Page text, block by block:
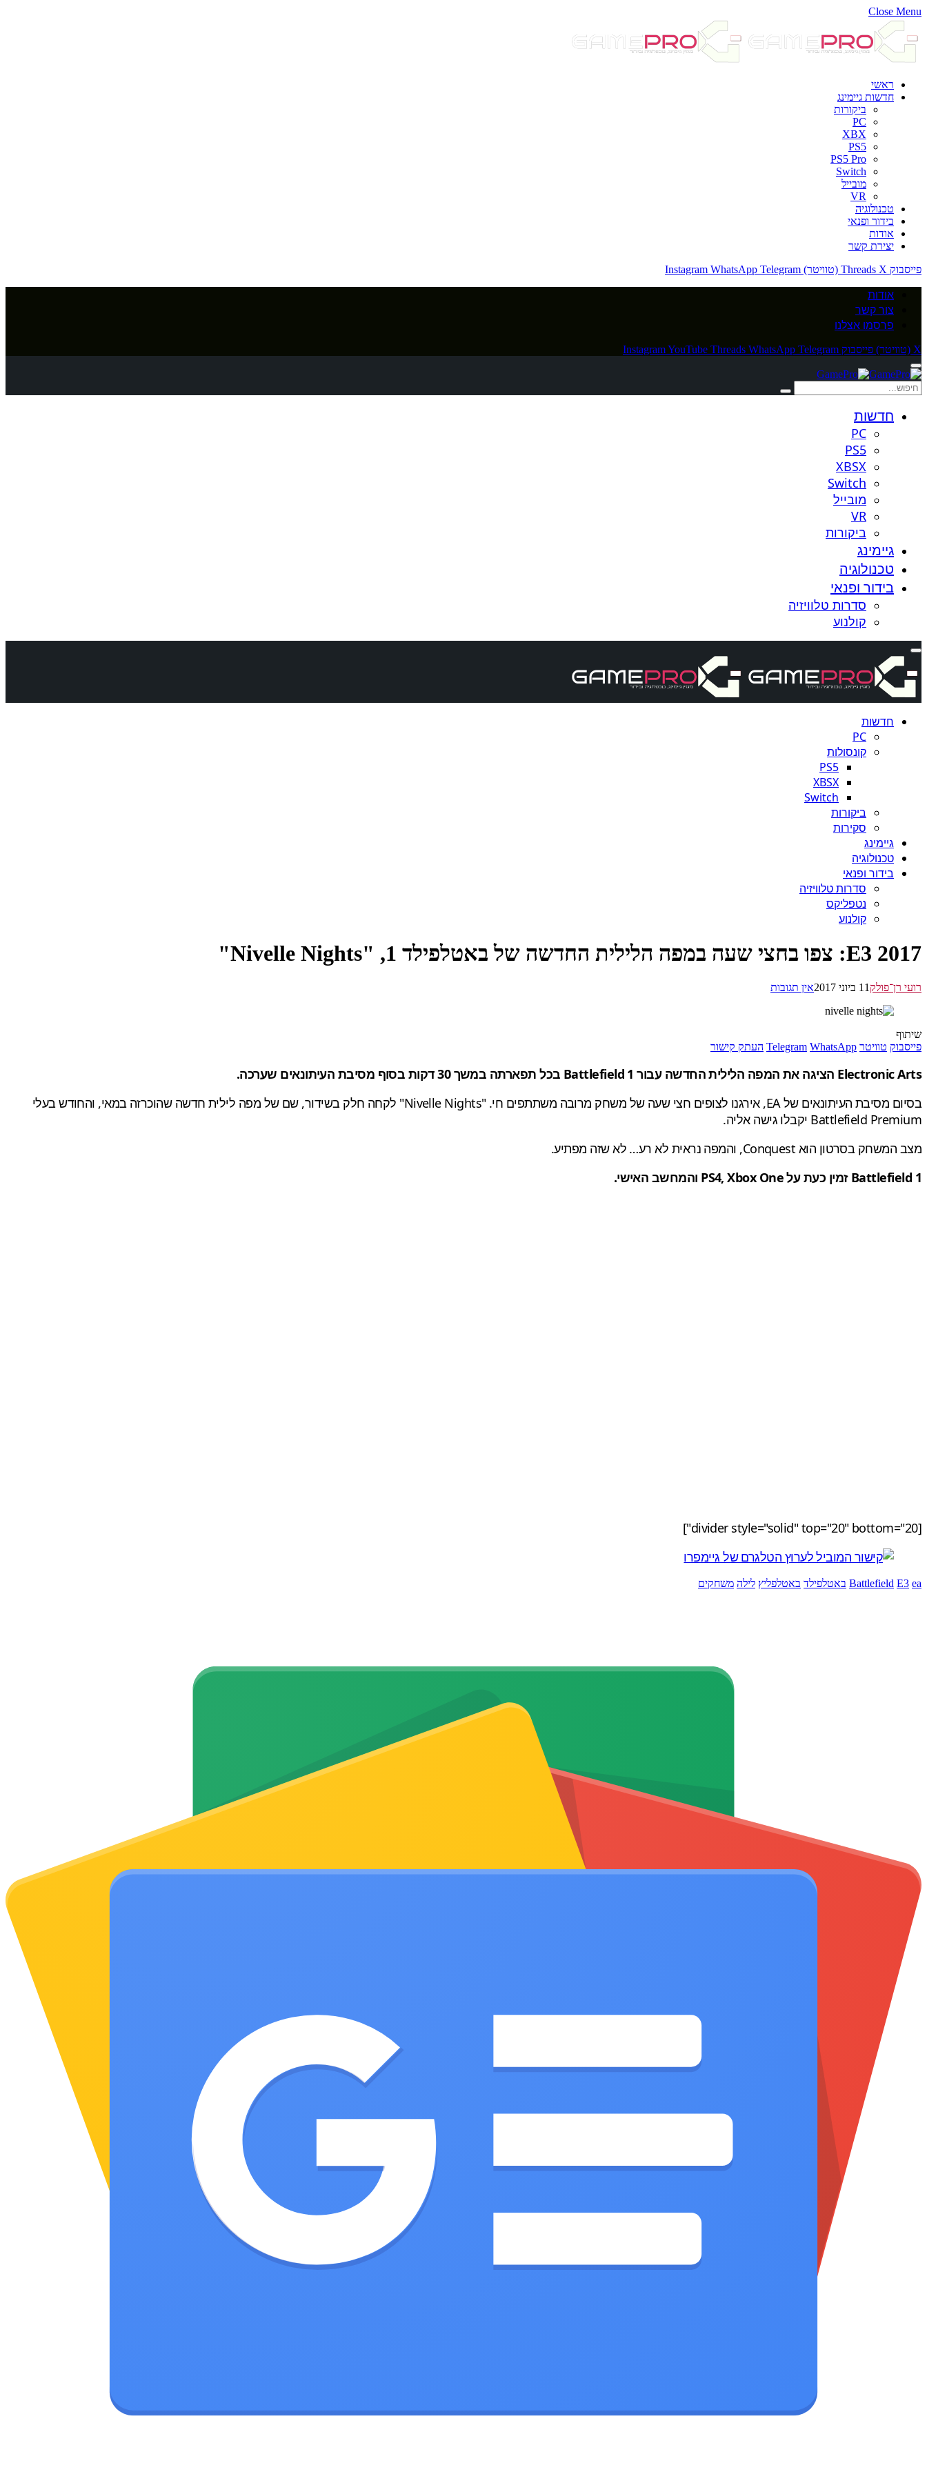
Close Menu
ראשי
חדשות גיימינג
ביקורות
PC
XBX
PS5
PS5 Pro
Switch
מובייל
VR
טכנולוגיה
בידור ופנאי
אודות
יצירת קשר
פייסבוק
Threads X (טוויטר) Instagram WhatsApp Telegram
אודות
צור קשר
פרסמו אצלנו
X (טוויטר) פייסבוק InstagramYouTube Threads WhatsApp Telegram
חדשות
PC
PS5
XBSX
Switch
מובייל
VR
ביקורות
גיימינג
טכנולוגיה
בידור ופנאי
סדרות טלוויזיה
קולנוע
חדשות
PC
קונסולות
PS5
XBSX
Switch
ביקורות
סקירות
גיימינג
טכנולוגיה
בידור ופנאי
סדרות טלוויזיה
נטפליקס
קולנוע
E3 2017: צפו בחצי שעה במפה הלילית החדשה של באטלפילד 1, "Nivelle Nights"
רועי רן־פולק 11 ביוני 2017 אין תגובות
שיתוף
פייסבוק טוויטר Telegram WhatsApp העתק קישור
Electronic Arts הציגה את המפה הלילית החדשה עבור Battlefield 1 בכל תפארתה במשך 30 דקות בסוף מסיבת העיתונאים שערכה.
בסיום מסיבת העיתונאים של EA, אירגנו לצופים חצי שעה של משחק מרובה משתתפים חי. "Nivelle Nights" לקחה חלק בשידור, שם של מפה לילית חדשה שהוכרזה במאי, והחודש בעלי
Battlefield Premium יקבלו גישה אליה.
מצב המשחק בסרטון הוא Conquest, והמפה נראית לא רע… לא שזה מפתיע.
Battlefield 1 זמין כעת על PS4, Xbox One והמחשב האישי.
[divider style="solid" top="20" bottom="20"]
Battlefield E3 ea באטלפילד באטלפליץ לילה משחקים